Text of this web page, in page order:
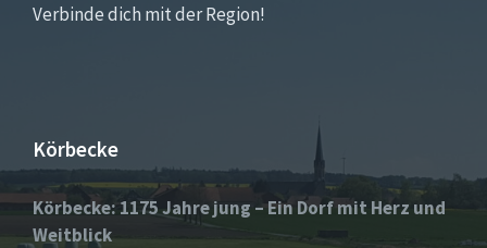
Verbinde dich mit der Region!
Körbecke
Körbecke: 1175 Jahre jung – Ein Dorf mit Herz und
Weitblick